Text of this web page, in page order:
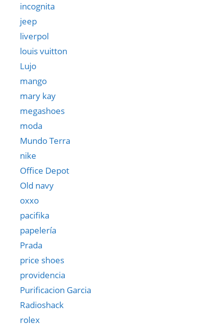
incognita
jeep
liverpol
louis vuitton
Lujo
mango
mary kay
megashoes
moda
Mundo Terra
nike
Office Depot
Old navy
oxxo
pacifika
papelería
Prada
price shoes
providencia
Purificacion Garcia
Radioshack
rolex